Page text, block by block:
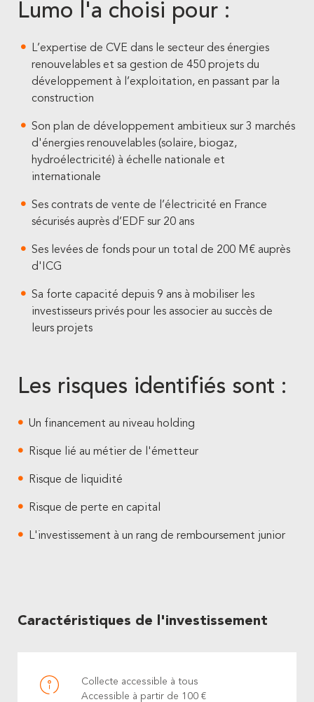
Lumo l'a choisi pour :
L’expertise de CVE dans le secteur des énergies
renouvelables et sa gestion de 450 projets du
développement à l’exploitation, en passant par la
construction
Son plan de développement ambitieux sur 3 marchés
d'énergies renouvelables (solaire, biogaz,
hydroélectricité) à échelle nationale et
internationale
Ses contrats de vente de l’électricité en France
sécurisés auprès d’EDF sur 20 ans
Ses levées de fonds pour un total de 200 M€ auprès
d'ICG
Sa forte capacité depuis 9 ans à mobiliser les
investisseurs privés pour les associer au succès de
leurs projets
Les risques identifiés sont :
Un financement au niveau holding
Risque lié au métier de l'émetteur
Risque de liquidité
Risque de perte en capital
L'investissement à un rang de remboursement junior
Caractéristiques de l'investissement
Collecte accessible à tous
Accessible à partir de 100 €